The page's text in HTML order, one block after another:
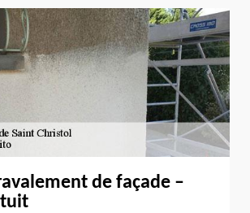
de façade –